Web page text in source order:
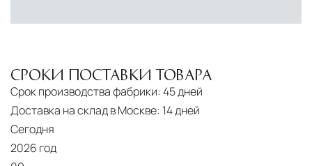
Глобальная сеть распределительных
центров
Помимо Москвы, мы располагаем
логистическими узлами в ключевых
международных хабах:
СРОКИ ПОСТАВКИ ТОВАРА
Срок производства фабрики: 45 дней
Доставка на склад в Москве: 14 дней
Сегодня
2026 год